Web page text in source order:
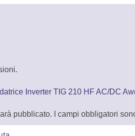
Inverter TIG 210 HF AC/DC
pubblicato. I campi obbligatori